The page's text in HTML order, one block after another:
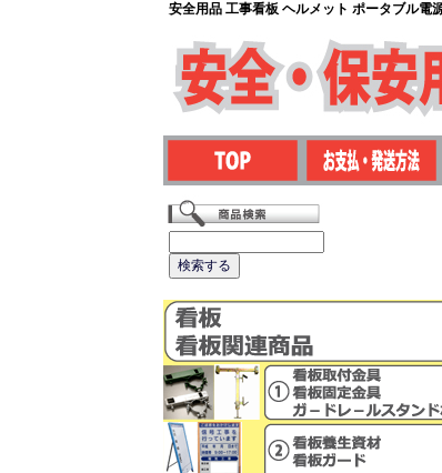
安全用品 工事看板 ヘルメット ポータブル電